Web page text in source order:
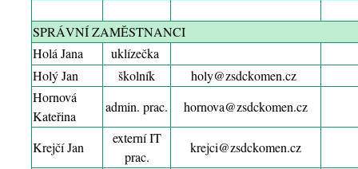
SPRÁVNÍ ZAMĚSTNANCI
Holá Jana
uklízečka
Holý Jan
školník
holy@zsdckomen.cz
Hornová
Kateřina
admin. prac. hornova@zsdckomen.cz
Krejčí Jan
externí IT
prac.
krejci@zsdckomen.cz